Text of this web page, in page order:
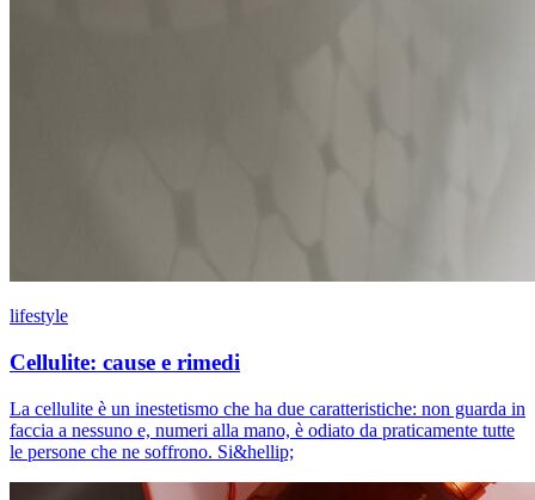
lifestyle
Cellulite: cause e rimedi
La cellulite è un inestetismo che ha due caratteristiche: non guarda in
faccia a nessuno e, numeri alla mano, è odiato da praticamente tutte
le persone che ne soffrono. Si&hellip;